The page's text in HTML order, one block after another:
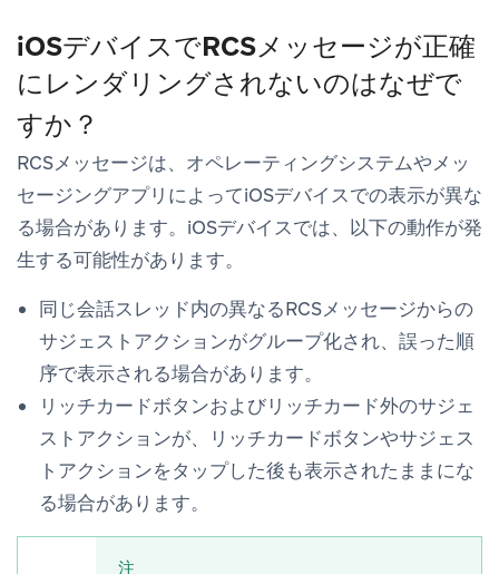
iOSデバイスでRCSメッセージが正確
にレンダリングされないのはなぜで
すか？
RCSメッセージは、オペレーティングシステムやメッ
セージングアプリによってiOSデバイスでの表示が異な
る場合があります。iOSデバイスでは、以下の動作が発
生する可能性があります。
同じ会話スレッド内の異なるRCSメッセージからの
サジェストアクションがグループ化され、誤った順
序で表示される場合があります。
リッチカードボタンおよびリッチカード外のサジェ
ストアクションが、リッチカードボタンやサジェス
トアクションをタップした後も表示されたままにな
る場合があります。
注